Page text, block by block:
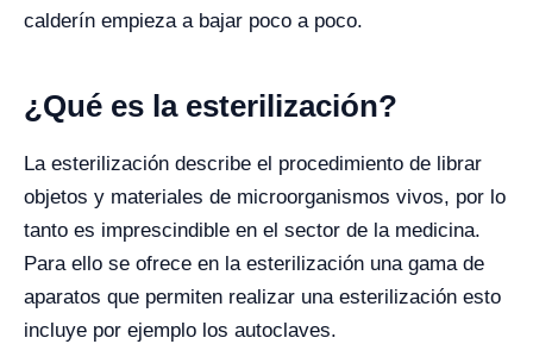
calderín empieza a bajar poco a poco.
¿Qué es la esterilización?
La esterilización describe el procedimiento de librar
objetos y materiales de microorganismos vivos, por lo
tanto es imprescindible en el sector de la medicina.
Para ello se ofrece en la esterilización una gama de
aparatos que permiten realizar una esterilización esto
incluye por ejemplo los autoclaves.